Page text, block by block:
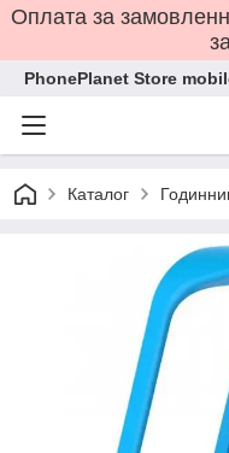
Оплата за
PhonePlanet Store
Каталог